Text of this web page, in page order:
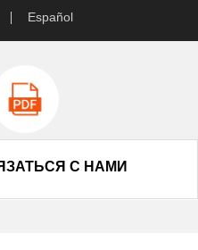
Español
С НАМИ